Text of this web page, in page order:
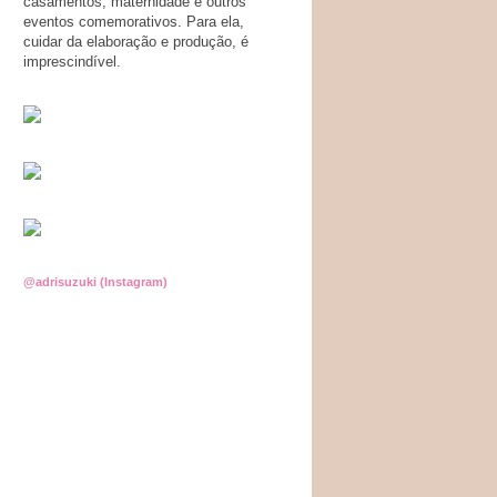
eventos comemorativos. Para ela,
cuidar da elaboração e produção, é
imprescindível.
@adrisuzuki (Instagram)